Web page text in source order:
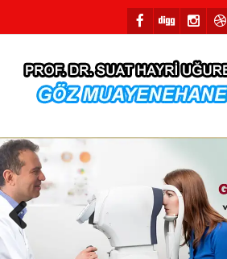
Previous